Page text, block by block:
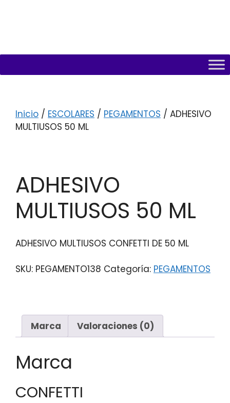
Inicio / ESCOLARES / PEGAMENTOS / ADHESIVO
MULTIUSOS 50 ML
ADHESIVO
MULTIUSOS 50 ML
ADHESIVO MULTIUSOS CONFETTI DE 50 ML
SKU: PEGAMENTO138 Categoría: PEGAMENTOS
Marca Valoraciones (0)
Marca
CONFETTI